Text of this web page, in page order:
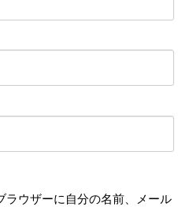
ラウザーに自分の名前、メール